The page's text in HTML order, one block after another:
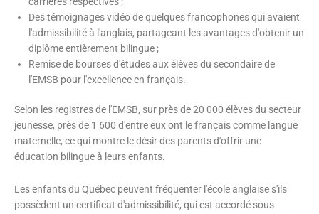
Des témoignages vidéo de quelques francophones qui avaient
l'admissibilité à l'anglais, partageant les avantages d'obtenir un
diplôme entièrement bilingue ;
Remise de bourses d'études aux élèves du secondaire de
l'EMSB pour l'excellence en français.
Selon les registres de l'EMSB, sur près de 20 000 élèves du secteur
jeunesse, près de 1 600 d'entre eux ont le français comme langue
maternelle, ce qui montre le désir des parents d'offrir une
éducation bilingue à leurs enfants.
Les enfants du Québec peuvent fréquenter l'école anglaise s'ils
possèdent un certificat d'admissibilité, qui est accordé sous